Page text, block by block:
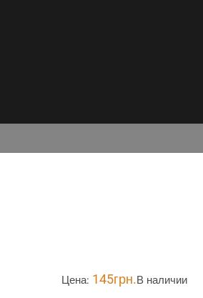
Цена: 145грн.В наличии